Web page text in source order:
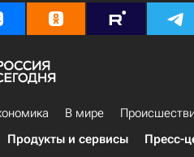
В мире
Продукты и сервисы Пресс-